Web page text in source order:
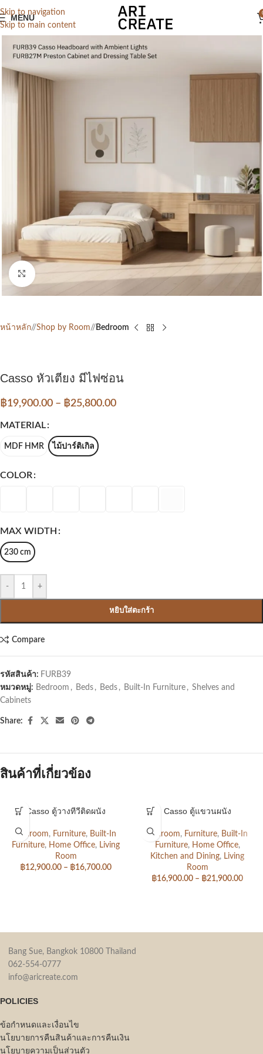
Skip to navigation
Skip to main content
MENU
Click to enlarge
หน้าหลัก/ Shop by Room/ Bedroom
Casso หัวเตียง มีไฟซ่อน
฿19,900.00 – ฿25,800.00
MATERIAL
MDF HMR ไม้ปาร์ติเกิล
COLOR
MAX WIDTH
230 cm
- +
หยิบใส่ตะกร้า
Compare
รหัสสินค้า: FURB39
หมวดหมู่: Bedroom , Beds , Beds , Built-In Furniture , Shelves and
Cabinets
Share:
สินค้าที่เกี่ยวข้อง
Casso ตู้วางทีวีติดผนัง
Bedroom, Furniture, Built-In
Furniture, Home Office, Living
Room
฿12,900.00 – ฿16,700.00
Casso ตู้แขวนผนัง
Bedroom, Furniture, Built-In
Furniture, Home Office,
Kitchen and Dining, Living
Room
฿16,900.00 – ฿21,900.00
Bang Sue, Bangkok 10800 Thailand
062-554-0777
info@aricreate.com
POLICIES
ข้อกำหนดและเงื่อนไข
นโยบายการคืนสินค้าและการคืนเงิน
นโยบายความเป็นส่วนตัว